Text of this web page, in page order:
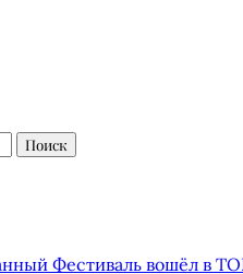
Фестиваль вошёл в